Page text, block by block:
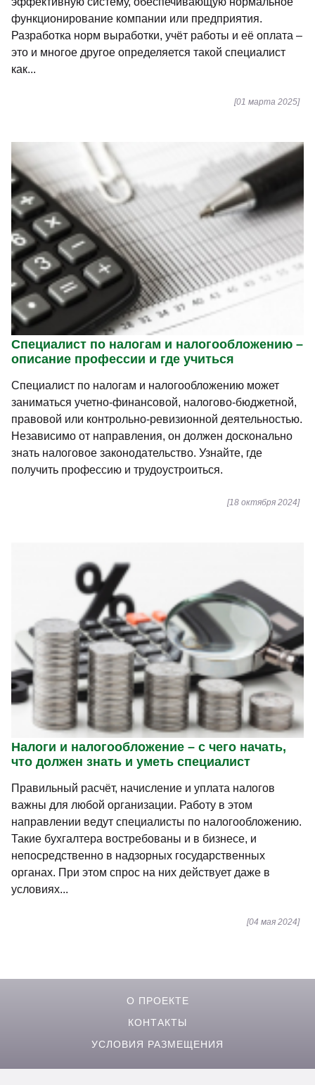
функционирование компании или предприятия.
Разработка норм выработки, учёт работы и её оплата –
это и многое другое определяется такой специалист
как...
[01 марта 2025]
Специалист по налогам и налогообложению –
описание профессии и где учиться
Специалист по налогам и налогообложению может
заниматься учетно-финансовой, налогово-бюджетной,
правовой или контрольно-ревизионной деятельностью.
Независимо от направления, он должен досконально
знать налоговое законодательство. Узнайте, где
получить профессию и трудоустроиться.
[18 октября 2024]
Налоги и налогообложение – с чего начать,
что должен знать и уметь специалист
Правильный расчёт, начисление и уплата налогов
важны для любой организации. Работу в этом
направлении ведут специалисты по налогообложению.
Такие бухгалтера востребованы и в бизнесе, и
непосредственно в надзорных государственных
органах. При этом спрос на них действует даже в
условиях...
[04 мая 2024]
О ПРОЕКТЕ
КОНТАКТЫ
УСЛОВИЯ РАЗМЕЩЕНИЯ